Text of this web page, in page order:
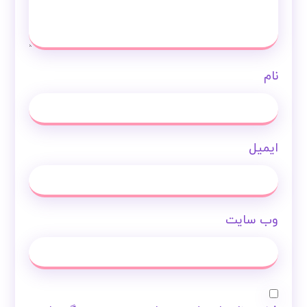
نام
ایمیل
وب‌ سایت